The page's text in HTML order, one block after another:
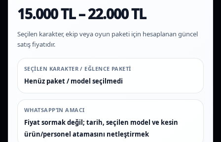
15.000 TL – 22.000 TL
Seçilen karakter, ekip veya oyun paketi için hesaplanan güncel
satış fiyatıdır.
SEÇILEN KARAKTER / EĞLENCE PAKETI
Henüz paket / model seçilmedi
WHATSAPP’IN AMACI
Fiyat sormak değil; tarih, seçilen model ve kesin
ürün/personel atamasını netleştirmek